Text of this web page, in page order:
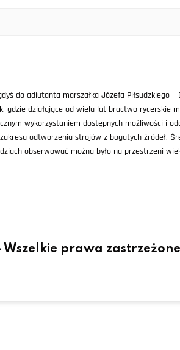
do adiutanta marszałka Józefa Piłsudzkiego
gdzie działające od wielu lat bractwo rycerskie
wykorzystaniem dostępnych możliwości i
odtworzenia strojów z bogatych źródeł.
obserwować można było na przestrzeni
prawa zastrzeżone